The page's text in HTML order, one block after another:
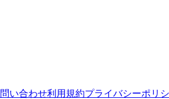
い合わせ利用規約プライバシーポリ